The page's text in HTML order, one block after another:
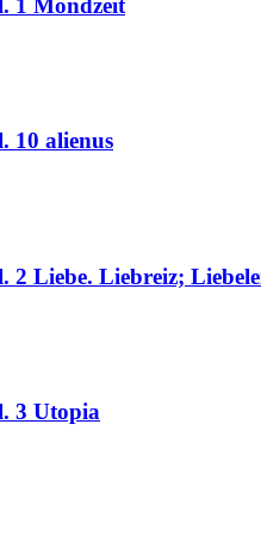
1 Mondzeit
10 alienus
2 Liebe. Liebreiz;
3 Utopia